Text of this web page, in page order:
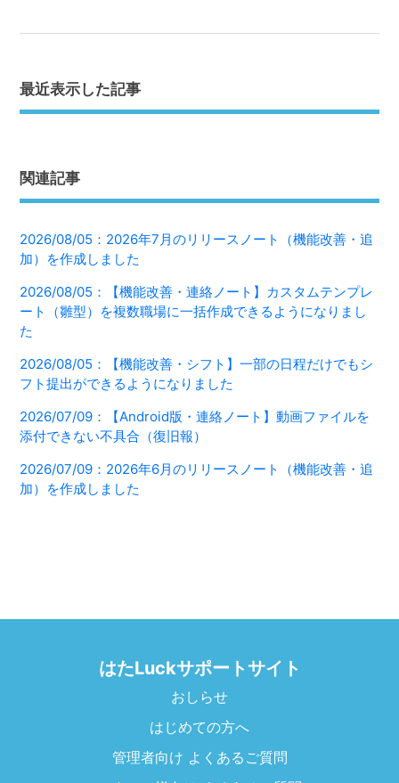
最近表示した記事
関連記事
2026/08/05：2026年7月のリリースノート（機能改善・追
加）を作成しました
2026/08/05：【機能改善・連絡ノート】カスタムテンプレ
ート（雛型）を複数職場に一括作成できるようになりまし
た
2026/08/05：【機能改善・シフト】一部の日程だけでもシ
フト提出ができるようになりました
2026/07/09：【Android版・連絡ノート】動画ファイルを
添付できない不具合（復旧報）
2026/07/09：2026年6月のリリースノート（機能改善・追
加）を作成しました
はたLuckサポートサイト
おしらせ
はじめての方へ
管理者向け よくあるご質問